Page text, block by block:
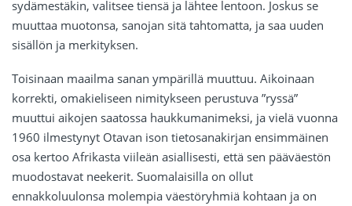
sydämestäkin, valitsee tiensä ja lähtee lentoon. Joskus se
muuttaa muotonsa, sanojan sitä tahtomatta, ja saa uuden
sisällön ja merkityksen.
Toisinaan maailma sanan ympärillä muuttuu. Aikoinaan
korrekti, omakieliseen nimitykseen perustuva ”ryssä”
muuttui aikojen saatossa haukkumanimeksi, ja vielä vuonna
1960 ilmestynyt Otavan ison tietosanakirjan ensimmäinen
osa kertoo Afrikasta viileän asiallisesti, että sen pääväestön
muodostavat neekerit. Suomalaisilla on ollut
ennakkoluulonsa molempia väestöryhmiä kohtaan ja on